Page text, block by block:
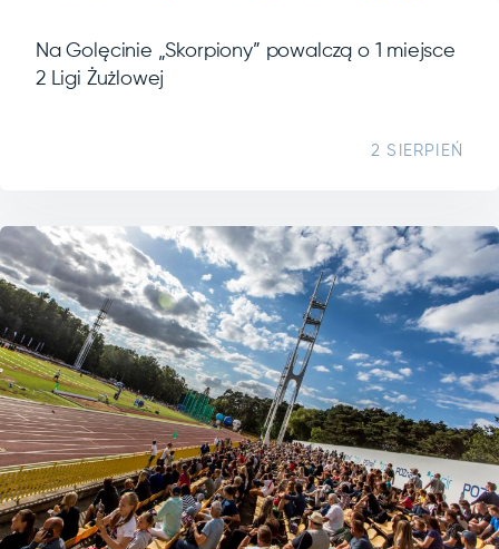
Na Golęcinie „Skorpiony” powalczą o 1 miejsce
2 Ligi Żużlowej
2 SIERPIEŃ